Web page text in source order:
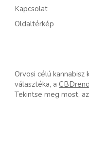
Kapcsolat
Oldaltérkép
Orvosi célú
választéka, a
Tekintse meg most,